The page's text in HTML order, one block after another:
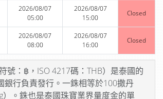
2026/08/07
05:00
2026/08/07
15:00
Closed
2026/08/07
08:00
2026/08/07
16:00
Closed
號：฿，ISO 4217碼：THB）是泰國的
銀行負責發行。一銖相等於100撒丹
）。銖也是泰國珠寶業界量度金的單